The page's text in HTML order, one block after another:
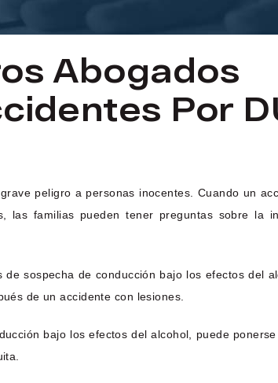
Abogados
Por
peligro a personas inocentes. Cuando un
familias pueden tener preguntas sobre la
sospecha de conducción bajo los efectos del
de un accidente con lesiones.
bajo los efectos del alcohol, puede